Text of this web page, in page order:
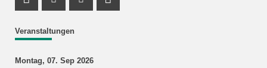
Veranstaltungen
Montag, 07. Sep 2026
Profil Mastodon
Instagram Profil
Youtube Profil
LinkedIn Profil